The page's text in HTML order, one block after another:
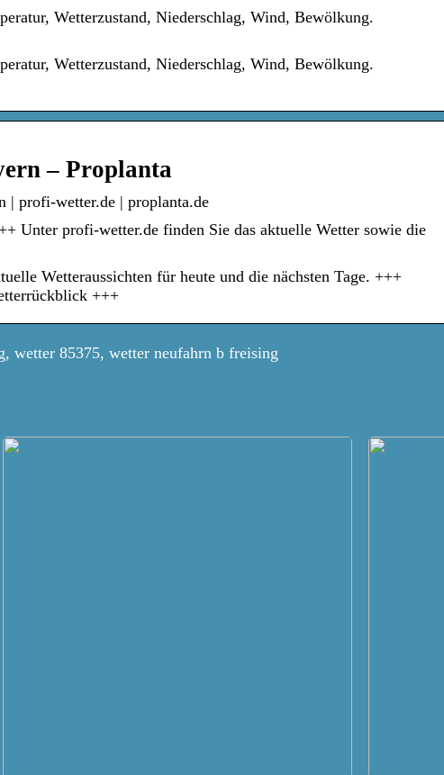
Wetterzustand, Niederschlag, Wind, Bewölkung.
Wetterzustand, Niederschlag, Wind, Bewölkung.
– Proplanta
| profi-wetter.de | proplanta.de
Unter profi-wetter.de finden Sie das aktuelle Wetter sowie die
Wetteraussichten für heute und die nächsten Tage. +++
+++
wetter 85375, wetter neufahrn b freising